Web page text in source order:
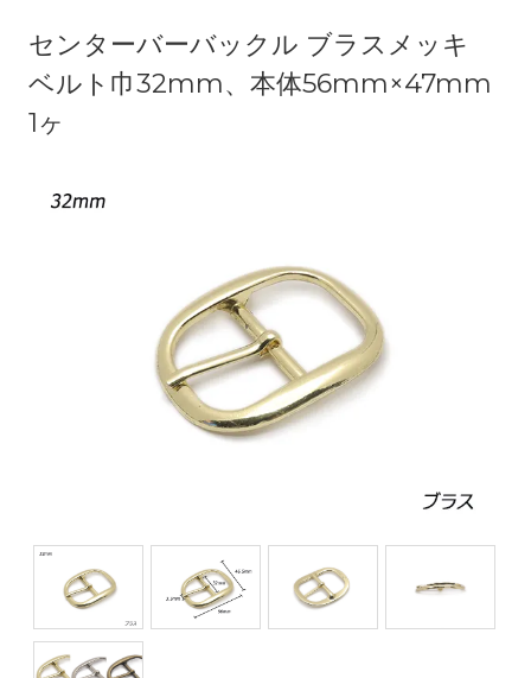
センターバーバックル ブラスメッキ
ベルト巾32mm、本体56mm×47mm
1ヶ